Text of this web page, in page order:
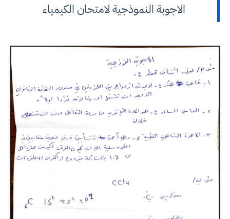
الاجوبة النموذجية لامتحان الكيمياء